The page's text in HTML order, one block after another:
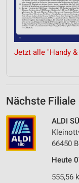
Jetzt alle "Handy
Nächste Filiale
ALDI
66450
Heute
555,56